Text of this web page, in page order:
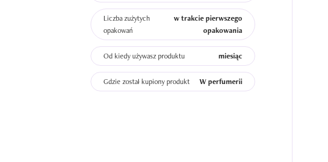
Liczba zużytych
opakowań
w trakcie pierwszego
opakowania
Od kiedy używasz produktu miesiąc
Gdzie został kupiony produkt W perfumerii